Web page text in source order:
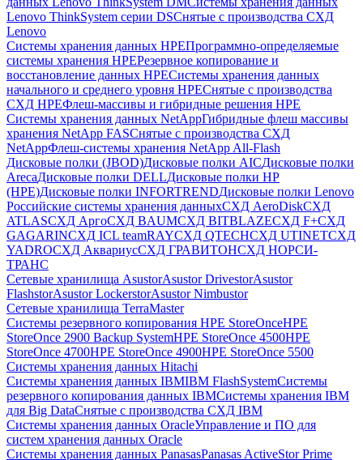
Lenovo ThinkSystem серии DSСнятые с производства СХД
Lenovo
Системы хранения данных HPEПрограммно-определяемые
системы хранения HPEРезервное копирование и
восстановление данных HPEСистемы хранения данных
начального и среднего уровня HPEСнятые с производства
СХД HPEФлеш-массивы и гибридные решения HPE
Cистемы хранения данных NetAppГибридные флеш массивы
хранения NetApp FASСнятые с производства СХД
NetAppФлеш-системы хранения NetApp All-Flash
Дисковые полки (JBOD)Дисковые полки AICДисковые полки
ArecaДисковые полки DELLДисковые полки HP
(HPE)Дисковые полки INFORTRENDДисковые полки Lenovo
Российские системы хранения данныхСХД AeroDiskСХД
ATLASСХД AргоСХД BAUMСХД BITBLAZEСХД F+СХД
GAGARINСХД ICL teamRAYСХД QTECHСХД UTINETСХД
YADROСХД АквариусСХД ГРАВИТОНСХД НОРСИ-
ТРАНС
Сетевые хранилища AsustorAsustor DrivestorAsustor
FlashstorAsustor LockerstorAsustor Nimbustor
Сетевые хранилища TerraMaster
Системы резервного копирования HPE StoreOnceHPE
StoreOnce 2900 Backup SystemHPE StoreOnce 4500HPE
StoreOnce 4700HPE StoreOnce 4900HPE StoreOnce 5500
Системы хранения данных Hitachi
Системы хранения данных IBMIBM FlashSystemСистемы
резервного копирования данных IBMСистемы хранения IBM
для Big DataСнятые с производства СХД IBM
Системы хранения данных OracleУправление и ПО для
систем хранения данных Oracle
Системы хранения данных PanasasPanasas ActiveStor Prime